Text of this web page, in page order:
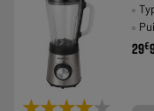
★★★★★
★★★★★
29€